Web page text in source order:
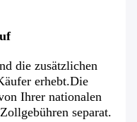
die zusätzlichen
erhebt.Die
Ihrer nationalen
separat.